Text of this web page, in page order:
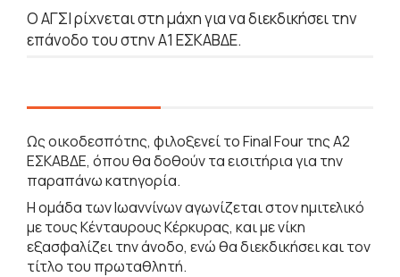
Ο ΑΓΣΙ ρίχνεται στη μάχη για να διεκδικήσει την
επάνοδο του στην Α1 ΕΣΚΑΒΔΕ.
Ως οικοδεσπότης, φιλοξενεί το Final Four της Α2
ΕΣΚΑΒΔΕ, όπου θα δοθούν τα εισιτήρια για την
παραπάνω κατηγορία.
Η ομάδα των Ιωαννίνων αγωνίζεται στον ημιτελικό
με τους Κένταυρους Κέρκυρας, και με νίκη
εξασφαλίζει την άνοδο, ενώ θα διεκδικήσει και τον
τίτλο του πρωταθλητή.